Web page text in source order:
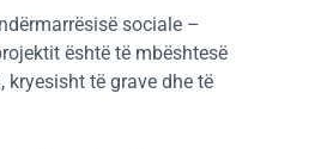
sociale –
është të mbështesë
të grave dhe të